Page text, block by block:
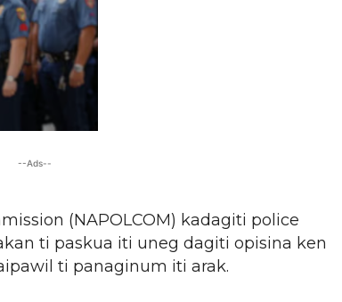
--Ads--
(NAPOLCOM) kadagiti police
ti paskua iti uneg dagiti opisina ken
ti panaginum iti arak.